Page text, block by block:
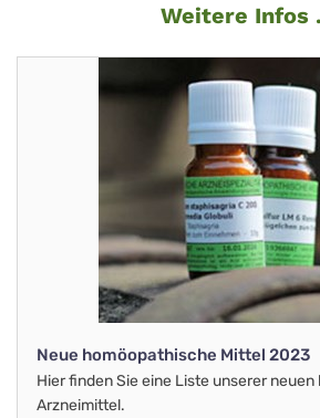
Weitere Infos
Neue homöopathische Mittel 2023
Hier finden Sie eine Liste unserer
Arzneimittel.